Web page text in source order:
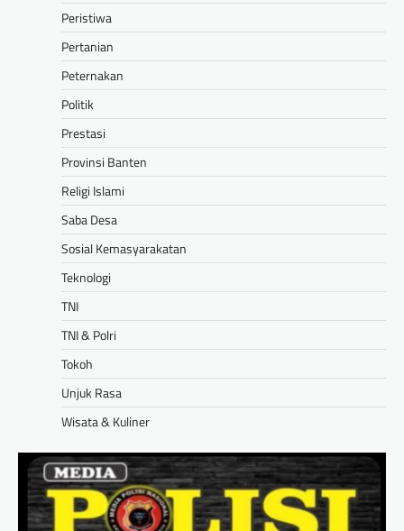
Peristiwa
Pertanian
Peternakan
Politik
Prestasi
Provinsi Banten
Religi Islami
Saba Desa
Sosial Kemasyarakatan
Teknologi
TNI
TNI & Polri
Tokoh
Unjuk Rasa
Wisata & Kuliner